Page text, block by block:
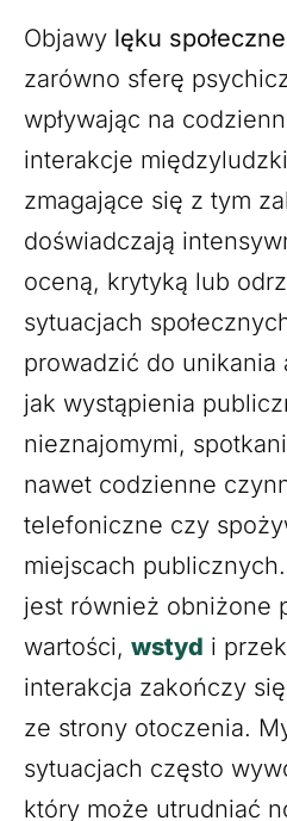
Objawy lęku
zarówno sferę
wpływając na
interakcje
zmagające się z tym
doświadczają
oceną, krytyką lub
sytuacjach
prowadzić do unikania
jak wystąpienia
nieznajomymi,
nawet codzienne
telefoniczne czy
miejscach
jest również obniżone
wartości, wstyd i
interakcja zakończy
ze strony otoczenia.
sytuacjach często
który może utrudniać